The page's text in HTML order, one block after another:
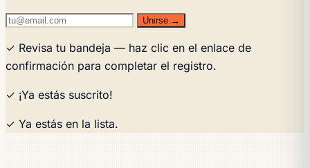
Unirse →
✓ Revisa tu bandeja — haz clic en el enlace de
confirmación para completar el registro.
✓ ¡Ya estás suscrito!
✓ Ya estás en la lista.